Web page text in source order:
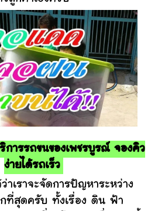
ารรถขนของเพชรบูรณ์ จองคิว
ง่ายได้รถเร็ว
จะจัดการปัญหาระหว่าง
กที่สุดครับ ทั้งเรื่อง ดิน ฟ้า